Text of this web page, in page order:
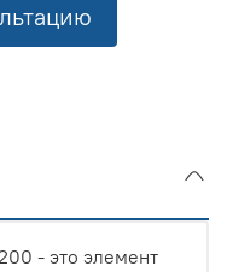
- это элемент